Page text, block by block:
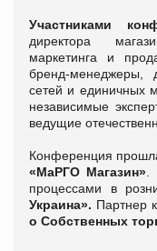
Участниками
директора
маркетинга и
бренд-менеджеры,
сетей и единичных
независимые
ведущие
Конференция
«МаРГО Магазин»
процессами в
Украина». Партнер
о Собственных